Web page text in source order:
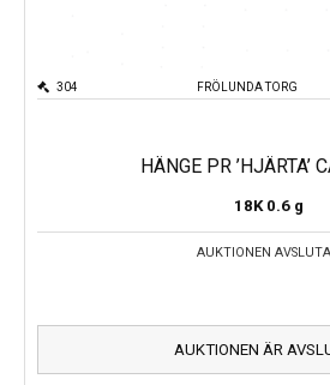
FRÖLUNDA TORG
304
HÄNGE PR ’HJÄRTA’
18K 0.6 g
AUKTIONEN
AUKTIONEN ÄR